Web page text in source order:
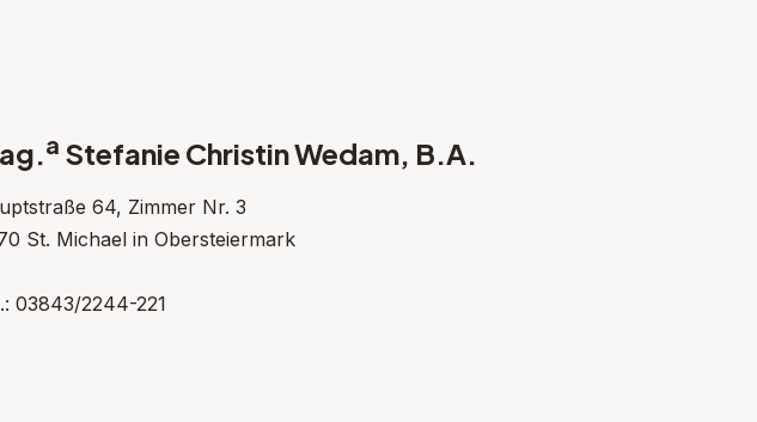
a Stefanie Christin Wedam, B.A.
64, Zimmer Nr. 3
St. Michael in Obersteiermark
03843/2244-221